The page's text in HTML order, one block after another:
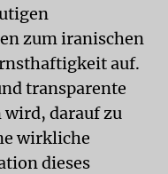
zum iranischen
auf.
transparente
wird, darauf zu
wirkliche
dieses